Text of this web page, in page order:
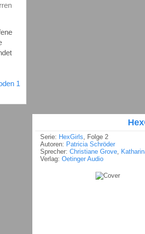
1
Serie: HexGirls, Folge 2
Autoren: Patricia Schröder
Sprecher: Christiane Grove,
Verlag: Oetinger Audio